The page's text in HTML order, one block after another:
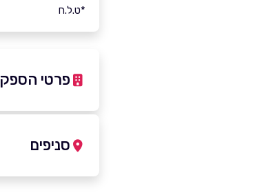
*ט.ל.ח
פרטי הספק
סניפים